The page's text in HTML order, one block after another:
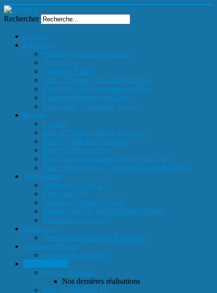
Rechercher
Accueil
Electricité
Plancher chauffant électrique
Smart Grid
Compteur Linky
Witty de Hager Véhicule électrique
Electricité - Villa en brique et plâtre
Eclairage terrasse spots Led
Paris rejette le compteur Linky
Reseau
Le Li-Fi
Baie 10" Gd Garage de Provence
Baie 10" Hill Rom Venelles
Baie 19" Keyrus Aix
Baie Salle informatique Group Editor Aix
Baie informatique 10" Peugeot Aix en Provence
Informatique
Windows 10 est Là !!
Easy Speed Pc
Windows 10 Pour les Nuls
Rappel règles de confidentialité Google
Ransomware Locky
Domotique
Domotique commande à distance
Vidéosurveillance
Gestion site Lambesc
Photos électricité
Nos dernières réalisations
Baie informatique 10"